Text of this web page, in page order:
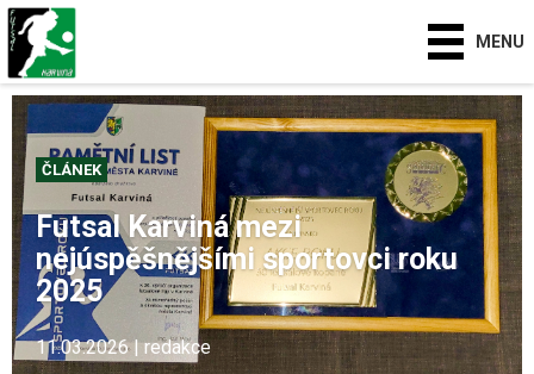
MENU
ČLÁNEK
Futsal Karviná mezi
nejúspěšnějšími sportovci roku
2025
11.03.2026 | redakce